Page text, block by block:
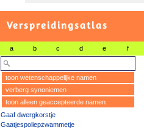
Verspreidingsatlas
a b c d e f
toon wetenschappelijke namen
verberg synoniemen
toon alleen geaccepteerde namen
Gaaf dwergkorstje
Gaatjespoliepzwammetje